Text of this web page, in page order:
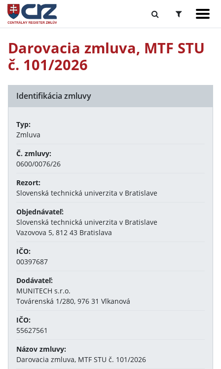
Darovacia zmluva, MTF STU
č. 101/2026
Identifikácia zmluvy
Typ:
Zmluva
Č. zmluvy:
0600/0076/26
Rezort:
Slovenská technická univerzita v Bratislave
Objednávateľ:
Slovenská technická univerzita v Bratislave
Vazovova 5, 812 43 Bratislava
IČO:
00397687
Dodávateľ:
MUNITECH s.r.o.
Továrenská 1/280, 976 31 Vlkanová
IČO:
55627561
Názov zmluvy:
Darovacia zmluva, MTF STU č. 101/2026